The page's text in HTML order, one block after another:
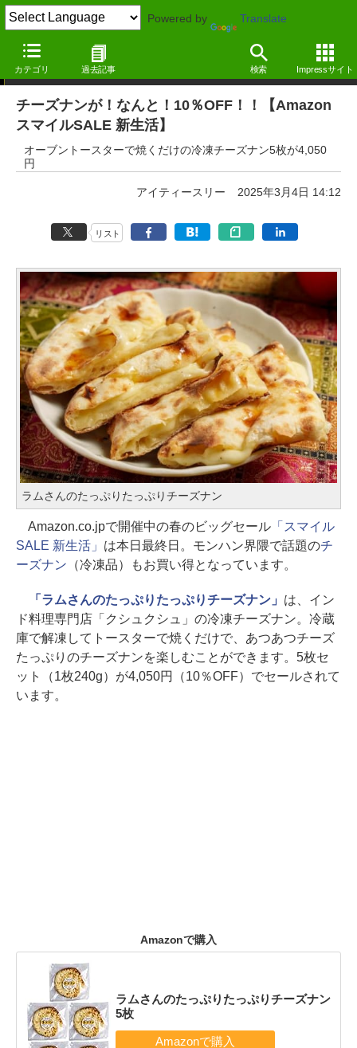
Powered by Translate
カテゴリ 過去記事 検索 Impressサイト
本日みつけたお買い得情報
チーズナンが！なんと！10％OFF！！【Amazon
スマイルSALE 新生活】
オーブントースターで焼くだけの冷凍チーズナン5枚が4,050
円
アイティースリー 2025年3月4日 14:12
リスト
ラムさんのたっぷりたっぷりチーズナン
Amazon.co.jpで開催中の春のビッグセール「スマイル
SALE 新生活」 は本日最終日。モンハン界隈で話題のチ
ーズナン （冷凍品）もお買い得となっています。
「ラムさんのたっぷりたっぷりチーズナン」 は、イン
ド料理専門店「クシュクシュ」の冷凍チーズナン。冷蔵
庫で解凍してトースターで焼くだけで、あつあつチーズ
たっぷりのチーズナンを楽しむことができます。5枚セ
ット（1枚240g）が4,050円（10％OFF）でセールされて
います。
Amazonで購入
ラムさんのたっぷりたっぷりチーズナン
5枚